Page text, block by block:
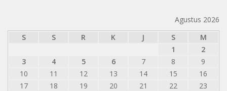
Agustus 2026
S
S R K J S
M
1
2
3
4 5 6 7 8
9
10
11 12 13 14 15
16
17
18 19 20 21 22
23